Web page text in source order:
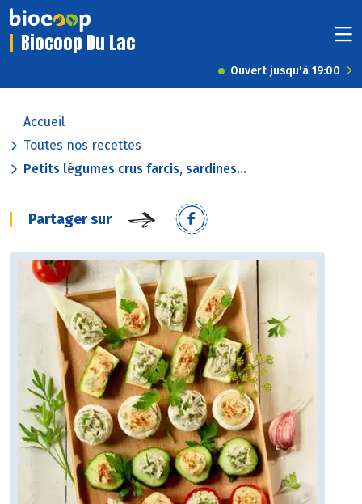
Biocoop Du Lac
Ouvert jusqu'à 19:00
Accueil
Toutes nos recettes
Petits légumes crus farcis, sardines...
Partager sur